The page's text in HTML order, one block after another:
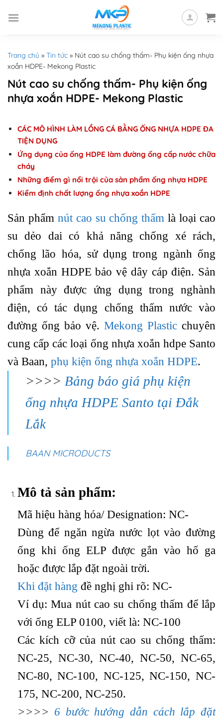
Trang chủ » Tin tức » Nút cao su chống thấm- Phụ kiện ống nhựa
xoắn HDPE- Mekong Plastic
Nút cao su chống thấm- Phụ kiện ống
nhựa xoắn HDPE- Mekong Plastic
CÁC MÔ HÌNH LÀM LỒNG CÁ BẰNG ỐNG NHỰA HDPE ĐA
TIỆN DỤNG
Ứng dụng của ống HDPE làm đường ống cấp nước chữa
cháy
Những điểm gì nổi trội của sản phẩm ống nhựa HDPE
Kiểm định chất lượng ống nhựa xoắn HDPE
Sản phẩm nút cao su chống thấm là loại cao
su dẻo dai có khả năng chống xé rách,
chống lão hóa, sử dụng trong ngành ống
nhựa xoắn HDPE bảo vệ dây cáp điện. Sản
phẩm này được ứng dụng trong nghành
điện, có tác dụng chống thấm nước vào
đường ống bảo vệ. Mekong Plastic chuyên
cung cấp các loại ống nhựa xoắn hdpe Santo
và Baan, phụ kiện ống nhựa xoắn HDPE.
>>>> Bảng báo giá phụ kiện
ống nhựa HDPE Santo tại Đắk
Lắk
BAAN MICRODUCTS
Mô tả sản phẩm:
Mã hiệu hàng hóa/ Designation: NC-
Dùng để ngăn ngừa nước lọt vào đường
ống khi ống ELP được gắn vào hố ga
hoặc được lắp đặt ngoài trời.
Khi đặt hàng đề nghị ghi rõ: NC-
Ví dụ: Mua nút cao su chống thấm để lắp
với ống ELP 0100, viết là: NC-100
Các kích cỡ của nút cao su chống thấm:
NC-25, NC-30, NC-40, NC-50, NC-65,
NC-80, NC-100, NC-125, NC-150, NC-
175, NC-200, NC-250.
>>>> 6 bước hướng dẫn cách lắp đặt